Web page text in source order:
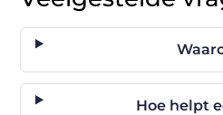
Hoe helpt